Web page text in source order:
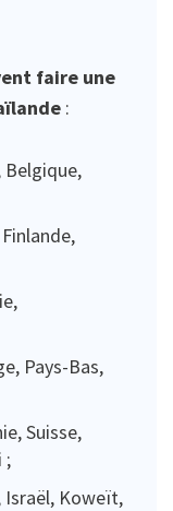
faire une
:
Belgique,
Pays-Bas,
Suisse,
;
Israël, Koweït,